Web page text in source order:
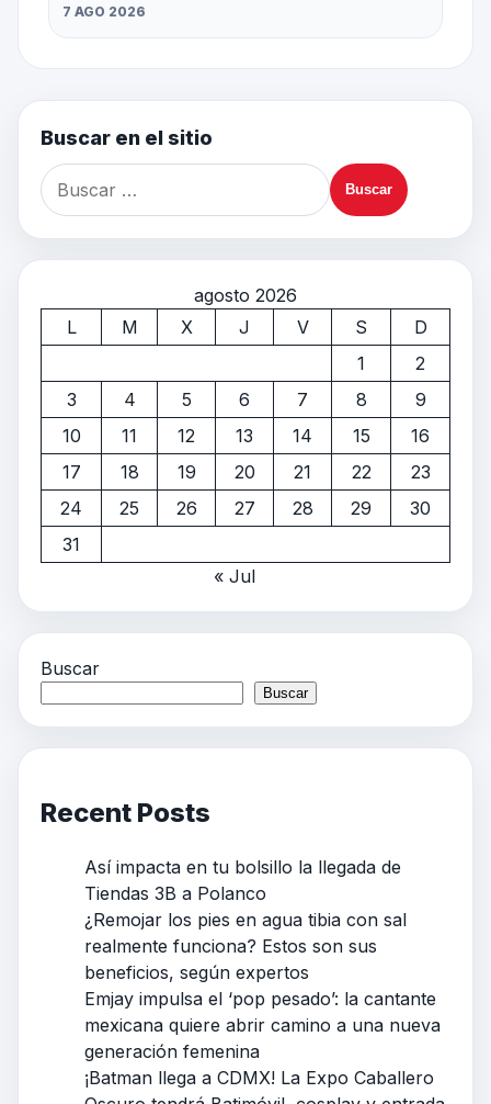
7 AGO 2026
Buscar en el sitio
agosto 2026
L
M X J V S
D
1
2
3
4 5 6 7 8
9
10
11 12 13 14 15
16
17
18 19 20 21 22
23
24
25 26 27 28 29
30
31
« Jul
Buscar
Buscar
Recent Posts
Así impacta en tu bolsillo la llegada de
Tiendas 3B a Polanco
¿Remojar los pies en agua tibia con sal
realmente funciona? Estos son sus
beneficios, según expertos
Emjay impulsa el ‘pop pesado’: la cantante
mexicana quiere abrir camino a una nueva
generación femenina
¡Batman llega a CDMX! La Expo Caballero